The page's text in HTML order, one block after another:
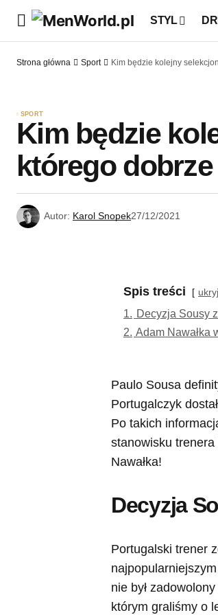
STYL
Strona główna Sport Kim będzie kolejny
SPORT
Kim będzie
którego
Autor: Karol Snopek27/12/2021
Spis treści ukryj
1. Decyzja Sousy
2. Adam Nawałka
Paulo Sousa
Portugalczyk
Po takich
stanowisku
Nawałka!
Decyzja
Portugalski trener
nie był
którym graliśmy o